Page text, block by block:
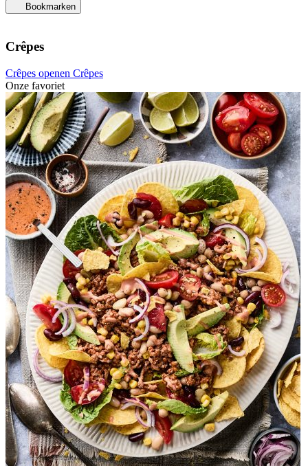
Bookmarken
Crêpes
Crêpes openen Crêpes
Onze favoriet